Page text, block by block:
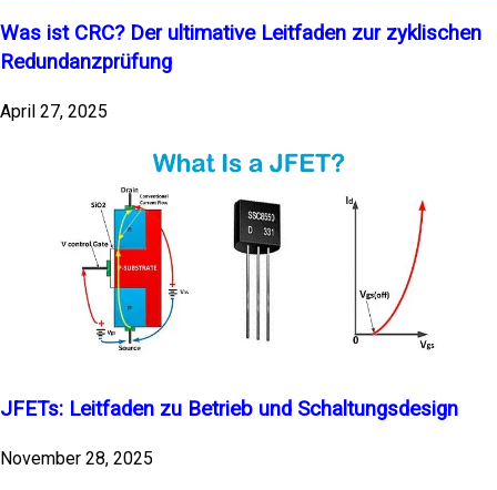
Was ist CRC? Der ultimative Leitfaden zur zyklischen
Redundanzprüfung
April 27, 2025
JFETs: Leitfaden zu Betrieb und Schaltungsdesign
November 28, 2025